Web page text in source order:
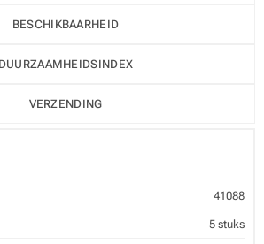
BESCHIKBAARHEID
DUURZAAMHEIDSINDEX
VERZENDING
41088
5 stuks